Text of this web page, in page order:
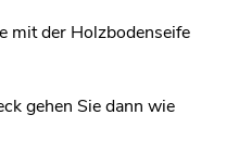
mit der Holzbodenseife
gehen Sie dann wie